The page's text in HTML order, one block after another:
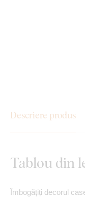
Descriere produs
Tablou din
Îmbogățiți decorul